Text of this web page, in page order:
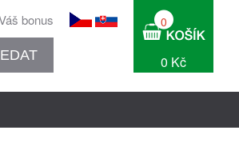
bonus 0
0 Kč